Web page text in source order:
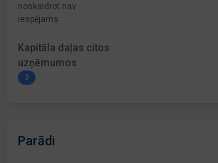
noskaidrot nav
iespējams
Kapitāla daļas citos
uzņēmumos
3
Parādi